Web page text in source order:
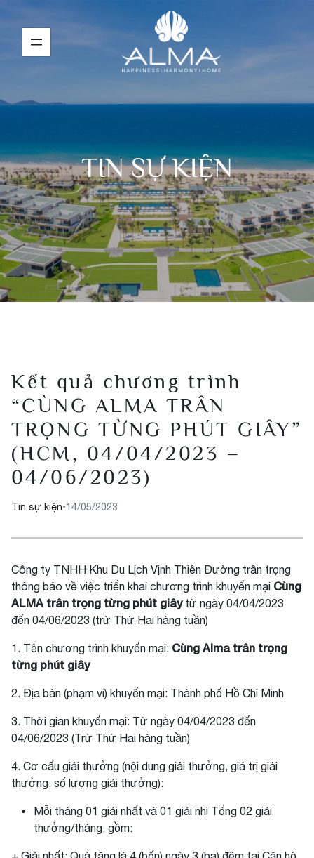
TIN SỰ KIỆN
Kết quả chương trình
“CÙNG ALMA TRÂN
TRỌNG TỪNG PHÚT GIÂY”
(HCM, 04/04/2023 –
04/06/2023)
Tin sự kiện•14/05/2023
Công ty TNHH Khu Du Lịch Vịnh Thiên Đường trân trọng
thông báo về việc triển khai chương trình khuyến mại Cùng
ALMA trân trọng từng phút giâytừ ngày 04/04/2023
đến 04/06/2023 (trừ Thứ Hai hàng tuần)
1. Tên chương trình khuyến mại: Cùng Alma trân trọng
từng phút giây
2. Địa bàn (phạm vi) khuyến mại: Thành phố Hồ Chí Minh
3. Thời gian khuyến mại: Từ ngày 04/04/2023 đến
04/06/2023 (Trừ Thứ Hai hàng tuần)
4. Cơ cấu giải thưởng (nội dung giải thưởng, giá trị giải
thưởng, số lượng giải thưởng):
Mỗi tháng 01 giải nhất và 01 giải nhì Tổng 02 giải
thưởng/tháng, gồm: